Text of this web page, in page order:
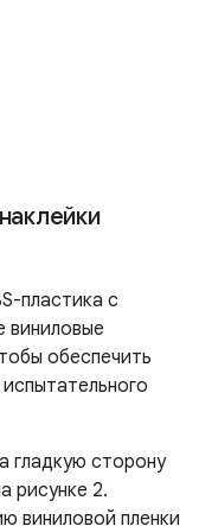
пластика с
виниловые
обеспечить
гладкую сторону
рисунке 2.
виниловой пленки